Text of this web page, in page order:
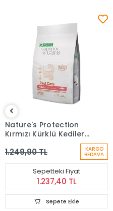
Nature's Protection
Kırmızı Kürklü Kediler
Yetişkin Kedi Maması
1.249,90 TL KARGO
BEDAVA
Sepetteki Fiyat
1.237,40 TL
Sepete Ekle